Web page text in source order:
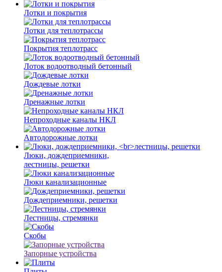
Лотки и покрытия
Лотки для теплотрассы
Покрытия теплотрасс
Лоток водоотводный бетонный
Дождевые лотки
Дренажные лотки
Непроходные каналы НКЛ
Автодорожные лотки
Люки, дождеприемники,
лестницы, решетки
Люки канализационные
Дождеприемники, решетки
Лестницы, стремянки
Скобы
Запорные устройства